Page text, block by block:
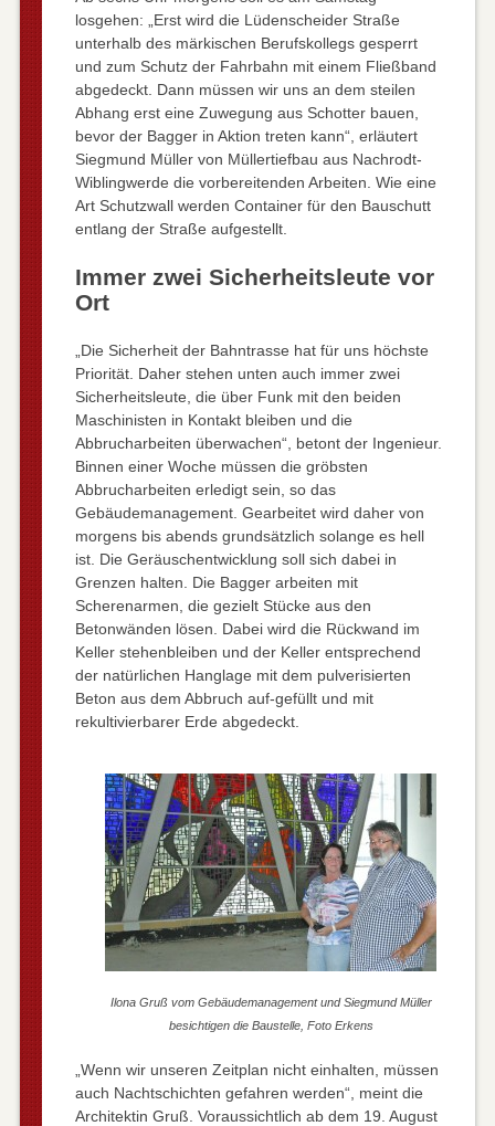
losgehen: „Erst wird die Lüdenscheider Straße
unterhalb des märkischen Berufskollegs gesperrt
und zum Schutz der Fahrbahn mit einem Fließband
abgedeckt. Dann müssen wir uns an dem steilen
Abhang erst eine Zuwegung aus Schotter bauen,
bevor der Bagger in Aktion treten kann“, erläutert
Siegmund Müller von Müllertiefbau aus Nachrodt-
Wiblingwerde die vorbereitenden Arbeiten. Wie eine
Art Schutzwall werden Container für den Bauschutt
entlang der Straße aufgestellt.
Immer zwei Sicherheitsleute vor
Ort
„Die Sicherheit der Bahntrasse hat für uns höchste
Priorität. Daher stehen unten auch immer zwei
Sicherheitsleute, die über Funk mit den beiden
Maschinisten in Kontakt bleiben und die
Abbrucharbeiten überwachen“, betont der Ingenieur.
Binnen einer Woche müssen die gröbsten
Abbrucharbeiten erledigt sein, so das
Gebäudemanagement. Gearbeitet wird daher von
morgens bis abends grundsätzlich solange es hell
ist. Die Geräuschentwicklung soll sich dabei in
Grenzen halten. Die Bagger arbeiten mit
Scherenarmen, die gezielt Stücke aus den
Betonwänden lösen. Dabei wird die Rückwand im
Keller stehenbleiben und der Keller entsprechend
der natürlichen Hanglage mit dem pulverisierten
Beton aus dem Abbruch auf-gefüllt und mit
rekultivierbarer Erde abgedeckt.
Ilona Gruß vom Gebäudemanagement und Siegmund Müller
besichtigen die Baustelle, Foto Erkens
„Wenn wir unseren Zeitplan nicht einhalten, müssen
auch Nachtschichten gefahren werden“, meint die
Architektin Gruß. Voraussichtlich ab dem 19. August